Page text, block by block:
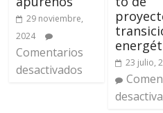
29 noviembre,
2024
Comentarios
desactivados
23 julio,